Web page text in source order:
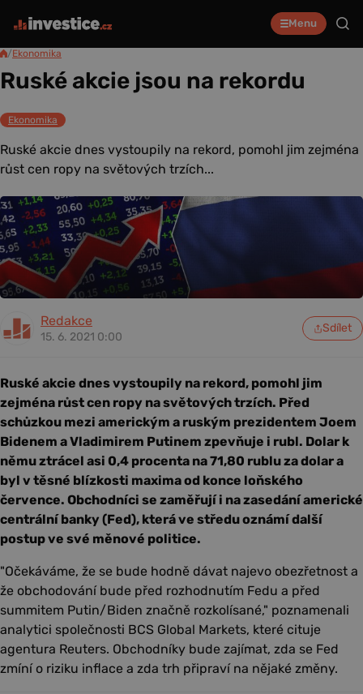
Menu
/Ekonomika
Ruské akcie jsou na rekordu
Ekonomika
Ruské akcie dnes vystoupily na rekord, pomohl jim zejména
růst cen ropy na světových trzích...
Redakce
15. 6. 2021 0:00
Sdílet
Ruské akcie dnes vystoupily na rekord, pomohl jim
zejména růst cen ropy na světových trzích. Před
schůzkou mezi americkým a ruským prezidentem Joem
Bidenem a Vladimirem Putinem zpevňuje i rubl. Dolar k
němu ztrácel asi 0,4 procenta na 71,80 rublu za dolar a
byl v těsné blízkosti maxima od konce loňského
července. Obchodníci se zaměřují i na zasedání americké
centrální banky (Fed), která ve středu oznámí další
postup ve své měnové politice.
"Očekáváme, že se bude hodně dávat najevo obezřetnost a
že obchodování bude před rozhodnutím Fedu a před
summitem Putin/Biden značně rozkolísané," poznamenali
analytici společnosti BCS Global Markets, které cituje
agentura Reuters. Obchodníky bude zajímat, zda se Fed
zmíní o riziku inflace a zda trh připraví na nějaké změny.